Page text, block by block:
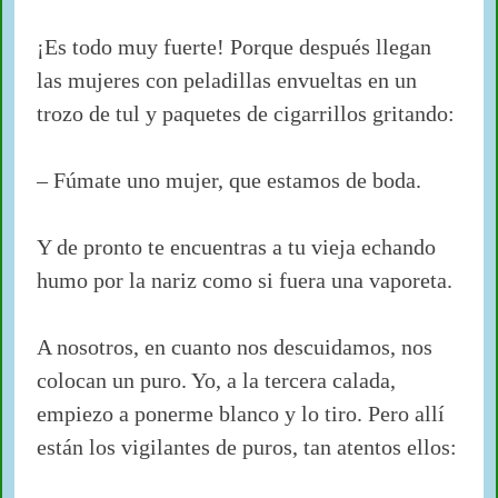
¡Es todo muy fuerte! Porque después llegan
las mujeres con peladillas envueltas en un
trozo de tul y paquetes de cigarrillos gritando:
– Fúmate uno mujer, que estamos de boda.
Y de pronto te encuentras a tu vieja echando
humo por la nariz como si fuera una vaporeta.
A nosotros, en cuanto nos descuidamos, nos
colocan un puro. Yo, a la tercera calada,
empiezo a ponerme blanco y lo tiro. Pero allí
están los vigilantes de puros, tan atentos ellos: